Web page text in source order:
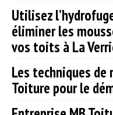
Concernant le nettoyage
très différents. La
matériaux. Pour que le
efficace, il faut que les
l’ampleur des
toiture. Pendant la
compte de la difficulté
Utilisez
éliminer les
vos toits à La
Les solutions hydrofuges
le retour des mousses.
hydrofuges ne soit pas
prévenir que guérir.
Les techniques
Toiture pour le